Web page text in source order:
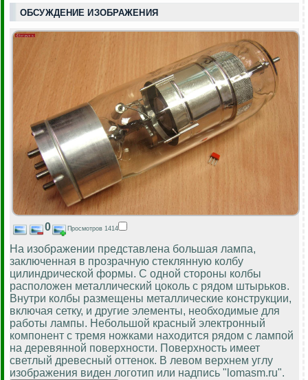
ОБСУЖДЕНИЕ ИЗОБРАЖЕНИЯ
0 Просмотров 1414
На изображении представлена большая лампа,
заключенная в прозрачную стеклянную колбу
цилиндрической формы. С одной стороны колбы
расположен металлический цоколь с рядом штырьков.
Внутри колбы размещены металлические конструкции,
включая сетку, и другие элементы, необходимые для
работы лампы. Небольшой красный электронный
компонент с тремя ножками находится рядом с лампой
на деревянной поверхности. Поверхность имеет
светлый древесный оттенок. В левом верхнем углу
изображения виден логотип или надпись "lomasm.ru".